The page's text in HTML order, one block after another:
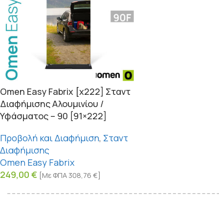
Omen Easy Fabrix [x222] Σταντ
Διαφήμισης Αλουμινίου /
Υφάσματος – 90 [91×222]
Προβολή και Διαφήμιση, Σταντ
Διαφήμισης
Omen Easy Fabrix
249,00 € [Με ΦΠΑ 308,76 €